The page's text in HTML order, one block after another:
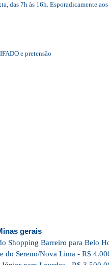
das 7h às 16h. Esporadicamente
e pretensão
gerais
Shopping Barreiro para Belo
do Sereno/Nova Lima - R$